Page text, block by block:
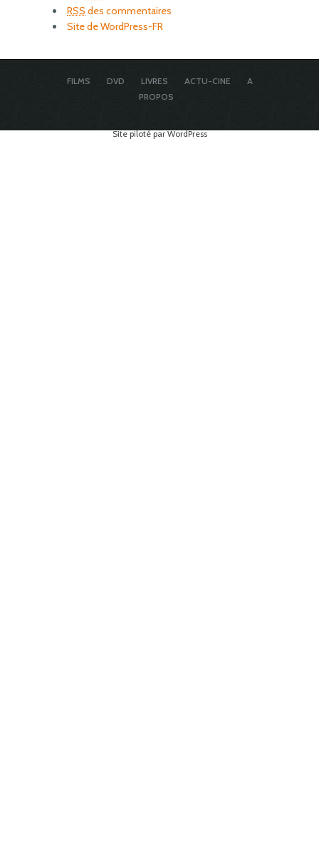
RSS des commentaires
Site de WordPress-FR
FILMS DVD LIVRES ACTU-CINE
A
PROPOS
Site piloté par WordPress